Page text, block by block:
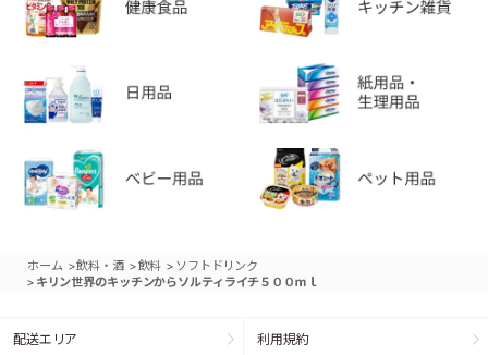
ホーム >飲料・酒 >飲料 > ソフトドリンク
> キリン世界のキッチンからソルティライチ５００ｍｌ
配送エリア 利用規約